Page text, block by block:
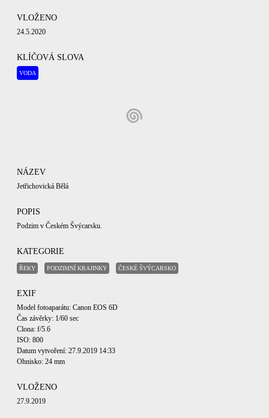
VLOŽENO
24.5.2020
KLÍČOVÁ SLOVA
VODA
NÁZEV
Jetřichovická Bělá
POPIS
Podzim v Českém Švýcarsku.
KATEGORIE
ŘEKY PODZIMNÍ KRAJINKY ČESKÉ ŠVÝCARSKO
EXIF
Model fotoaparátu: Canon EOS 6D
Čas závěrky: 1/60 sec
Clona: f/5.6
ISO: 800
Datum vytvoření: 27.9.2019 14:33
Ohnisko: 24 mm
VLOŽENO
27.9.2019